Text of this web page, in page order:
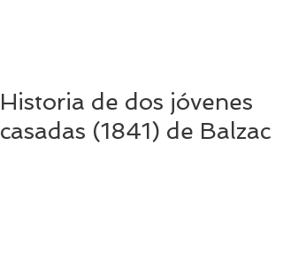
Historia de dos jóvenes
casadas (1841) de Balzac